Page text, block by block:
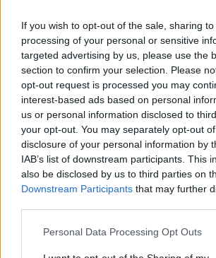
If you wish to opt-out of the sale, sharing
processing of your personal or sensitive
targeted advertising by us, please use the
section to confirm your selection. Please
opt-out request is processed you may
interest-based ads based on personal
us or personal information disclosed to
your opt-out. You may separately opt-out
disclosure of your personal information by
IAB’s list of downstream participants. This
also be disclosed by us to third parties on
Downstream Participants that may further
Personal Data Processing Opt Outs
50 son de ese desfase entre lo que se
lo que se gasta”, remarcó el concejal
Hacienda, quien sumó los 28 millones de
grupo de Gobierno eliminó de políticas
invertir en materias de políticas
Centro Especial de Empleo.
En la misma línea crítica, la portavoz de
indica en un comunicado que el alcalde
sobre las medidas que, a corto plazo,
de Hacienda al Ayuntamiento como
planes de ajuste. “Es impresentable que
presupuesto municipal para 2014, el
y ya no pelea por Jaén”, indica la